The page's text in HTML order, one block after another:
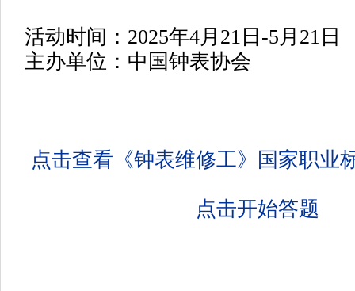
活动时间：2025年4月21日-5月21日
主办单位：中国钟表协会
点击查看《钟表维修工》国家职业
点击开始答题